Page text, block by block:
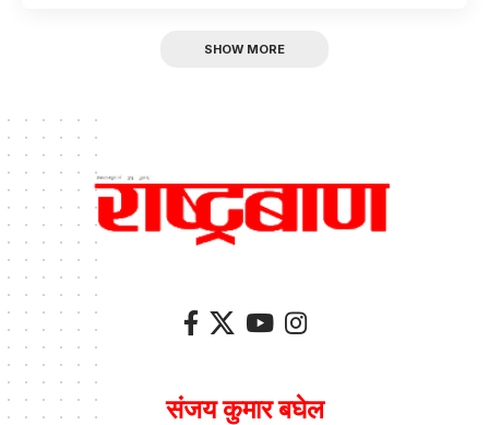
SHOW MORE
संजय कुमार बघेल